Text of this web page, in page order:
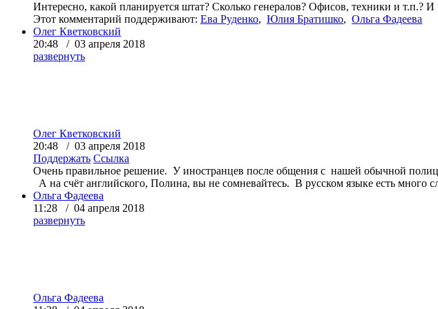
Интересно, какой планируется штат? Сколько генералов? Офисов, техники и т.п.?
Этот комментарий поддерживают: Ева Руденко, Юлия Братишко, Ольга Фадеева
Олег Кветковский
20:48 / 03 апреля 2018
развернуть
Олег Кветковский
20:48 / 03 апреля 2018
Поддержать Ссылка
Очень правильное решение. У иностранцев после общения с нашей обычной
А на счёт английского, Полина, вы не сомневайтесь. В русском языке есть много
Ольга Фадеева
11:28 / 04 апреля 2018
развернуть
Ольга Фадеева